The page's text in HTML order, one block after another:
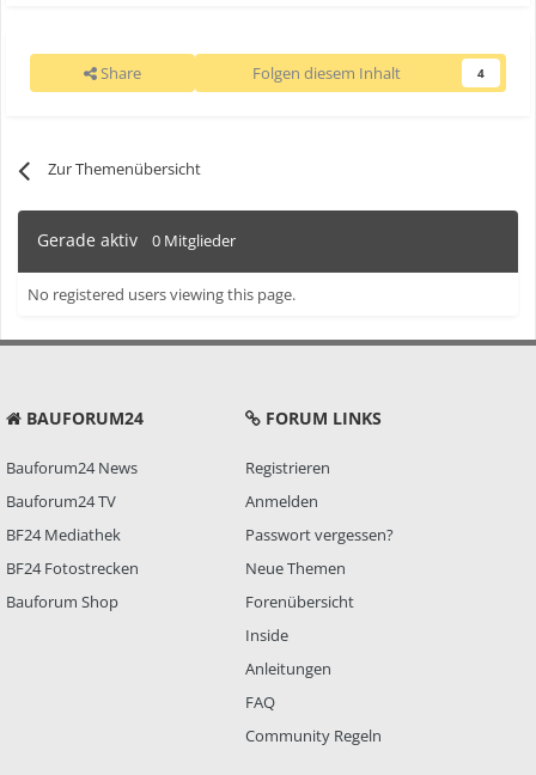
Share Folgen diesem Inhalt 4
Zur Themenübersicht
Gerade aktiv 0 Mitglieder
No registered users viewing this page.
BAUFORUM24
Bauforum24 News
Bauforum24 TV
BF24 Mediathek
BF24 Fotostrecken
Bauforum Shop
FORUM LINKS
Registrieren
Anmelden
Passwort vergessen?
Neue Themen
Forenübersicht
Inside
Anleitungen
FAQ
Community Regeln